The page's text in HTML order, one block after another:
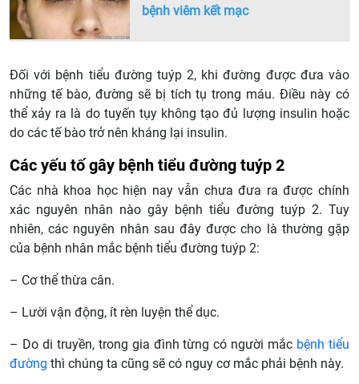
bệnh viêm kết mạc
Đối với bệnh tiểu đường tuýp 2, khi đường được đưa vào
những tế bào, đường sẽ bị tích tụ trong máu. Điều này có
thể xảy ra là do tuyến tụy không tạo đủ lượng insulin hoặc
do các tế bào trở nên kháng lại insulin.
Các yếu tố gây bệnh tiểu đường tuýp 2
Các nhà khoa học hiện nay vẫn chưa đưa ra được chính
xác nguyên nhân nào gây bệnh tiểu đường tuýp 2. Tuy
nhiên, các nguyên nhân sau đây được cho là thường gặp
của bệnh nhân mắc bệnh tiểu đường tuýp 2:
– Cơ thể thừa cân.
– Lười vận động, ít rèn luyện thể dục.
– Do di truyền, trong gia đình từng có người mắc bệnh tiểu
đường thì chúng ta cũng sẽ có nguy cơ mắc phải bệnh này.